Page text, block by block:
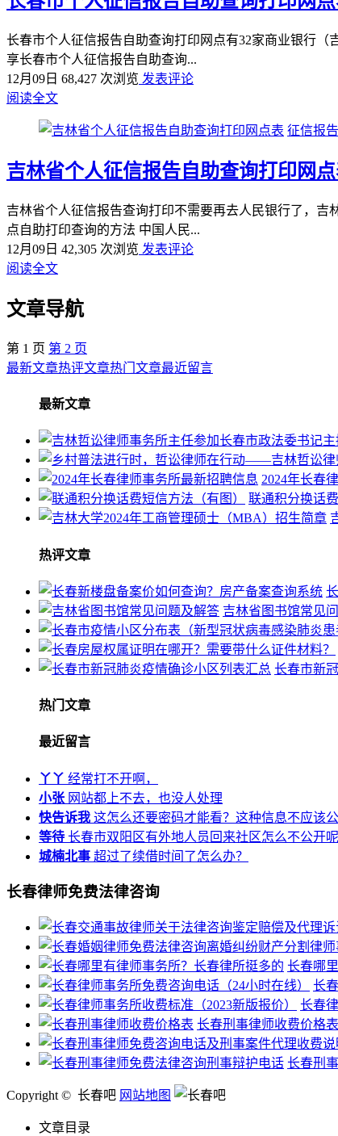
长春市个人征信报告自助查询打印网点有32家商业银行
享长春市个人征信报告自助查询...
12月09日 68,427 次浏览 发表评论
阅读全文
征信报
吉林省个人征信报告自助查询打印网
吉林省个人征信报告查询打印不需要再去人民银行了，
点自助打印查询的方法 中国人民...
12月09日 42,305 次浏览 发表评论
阅读全文
文章导航
第 1 页 第 2 页
最新文章热评文章热门文章最近留言
最新文章
2024年长春
联通积分换话
热评文章
吉林省图书馆常见
长春市新
热门文章
最近留言
丫丫 经常打不开啊，
小张 网站都上不去，也没人处理
快告诉我 这怎么还要密码才能看？这种信息不应该
等待 长春市双阳区有外地人员回来社区怎么不公开呢
城楠北事 超过了续借时间了怎么办？
长春律师免费法律咨询
长春哪
长
长春
长春刑事律师收费价格表
长春刑
Copyright © 长春吧 网站地图
文章目录